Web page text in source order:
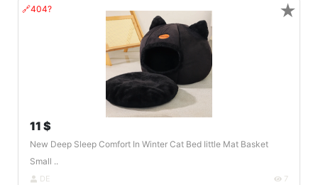
🔗404?
11 $
New Deep Sleep Comfort In Winter Cat Bed Iittle Mat Basket
Small ..
DE 7
★